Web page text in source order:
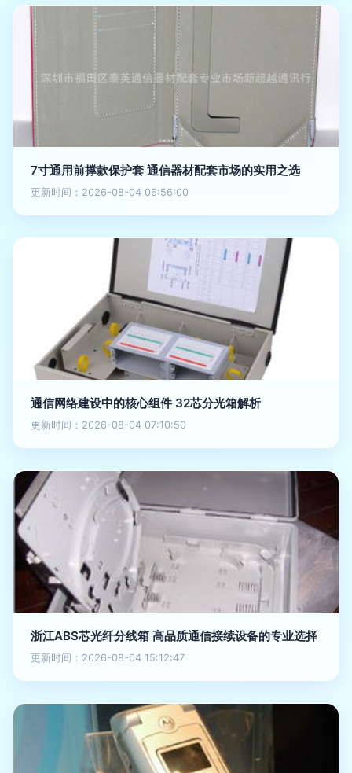
7寸通用前撑款保护套 通信器材配套市场的实用之选
更新时间：2026-08-04 06:56:00
通信网络建设中的核心组件 32芯分光箱解析
更新时间：2026-08-04 07:10:50
浙江ABS芯光纤分线箱 高品质通信接续设备的专业选择
更新时间：2026-08-04 15:12:47